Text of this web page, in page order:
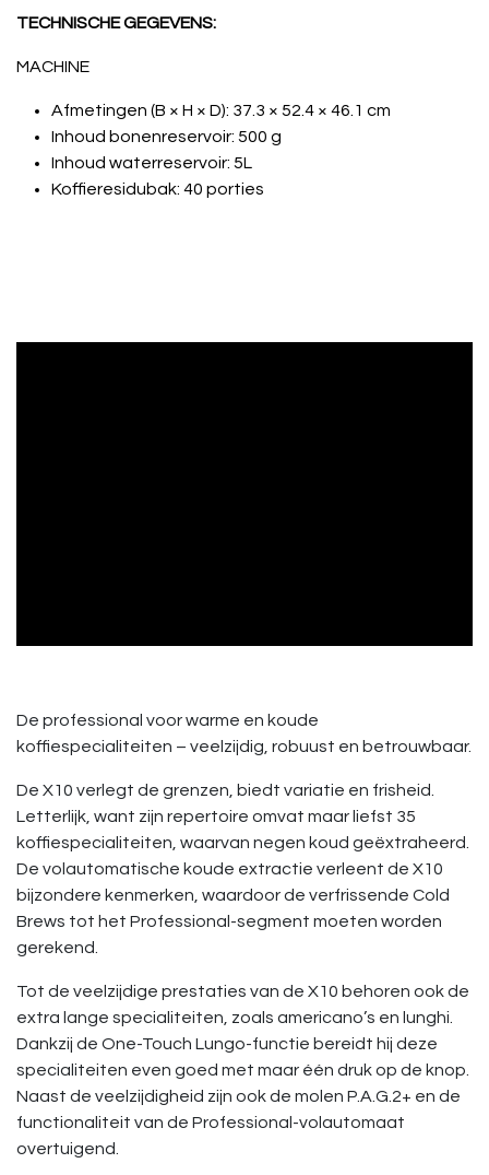
TECHNISCHE GEGEVENS:
MACHINE
Afmetingen (B × H × D): 37.3 × 52.4 × 46.1 cm
Inhoud bonenreservoir: 500 g
Inhoud waterreservoir: 5L
Koffieresidubak: 40 porties
De professional voor warme en koude
koffiespecialiteiten – veelzijdig, robuust en betrouwbaar.
De X10 verlegt de grenzen, biedt variatie en frisheid.
Letterlijk, want zijn repertoire omvat maar liefst 35
koffiespecialiteiten, waarvan negen koud geëxtraheerd.
De volautomatische koude extractie verleent de X10
bijzondere kenmerken, waardoor de verfrissende Cold
Brews tot het Professional-segment moeten worden
gerekend.
Tot de veelzijdige prestaties van de X10 behoren ook de
extra lange specialiteiten, zoals americano’s en lunghi.
Dankzij de One-Touch Lungo-functie bereidt hij deze
specialiteiten even goed met maar één druk op de knop.
Naast de veelzijdigheid zijn ook de molen P.A.G.2+ en de
functionaliteit van de Professional-volautomaat
overtuigend.